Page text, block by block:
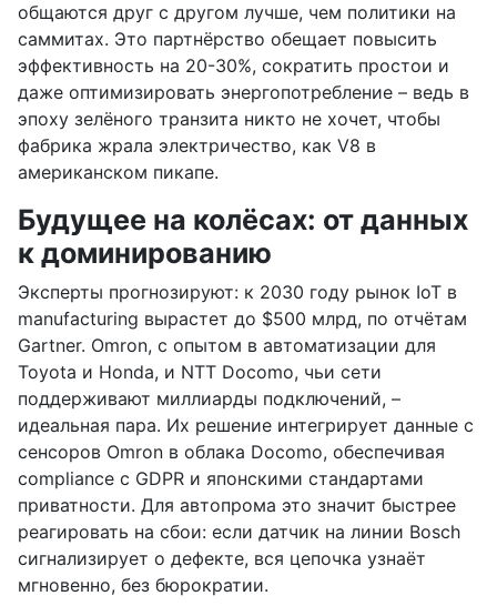
общаются друг с другом лучше, чем политики на
саммитах. Это партнёрство обещает повысить
эффективность на 20-30%, сократить простои и
даже оптимизировать энергопотребление – ведь в
эпоху зелёного транзита никто не хочет, чтобы
фабрика жрала электричество, как V8 в
американском пикапе.
Будущее на колёсах: от данных
к доминированию
Эксперты прогнозируют: к 2030 году рынок IoT в
manufacturing вырастет до $500 млрд, по отчётам
Gartner. Omron, с опытом в автоматизации для
Toyota и Honda, и NTT Docomo, чьи сети
поддерживают миллиарды подключений, –
идеальная пара. Их решение интегрирует данные с
сенсоров Omron в облака Docomo, обеспечивая
compliance с GDPR и японскими стандартами
приватности. Для автопрома это значит быстрее
реагировать на сбои: если датчик на линии Bosch
сигнализирует о дефекте, вся цепочка узнаёт
мгновенно, без бюрократии.